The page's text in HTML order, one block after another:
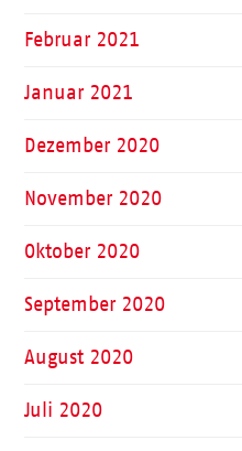
Februar 2021
Januar 2021
Dezember 2020
November 2020
Oktober 2020
September 2020
August 2020
Juli 2020